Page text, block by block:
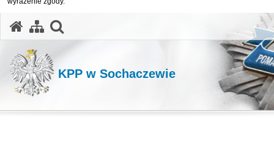
KPP w Sochaczewie